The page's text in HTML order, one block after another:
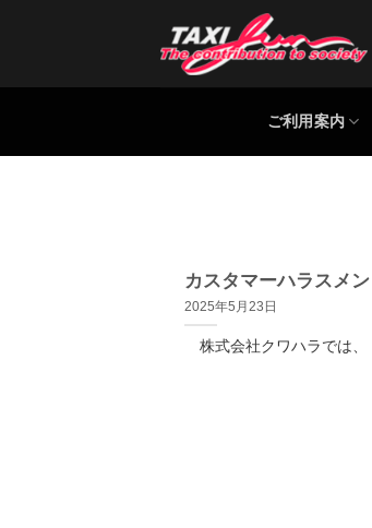
ご利用案内
カスタマーハラスメ
2025年5月23日
株式会社クワハラでは、